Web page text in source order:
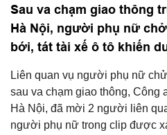
Sau va chạm giao thông
Hà Nội, người phụ nữ
bới, tát tài xế ô tô khiến
Liên quan vụ người phụ nữ
sau va chạm giao thông, Công
Hà Nội, đã mời 2 người liên
người phụ nữ trong clip được